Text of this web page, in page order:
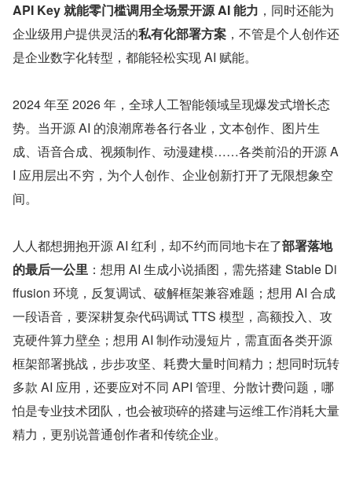
API Key 就能零门槛调用全场景开源 AI 能力 ，同时还能为
企业级用户提供灵活的私有化部署方案 ，不管是个人创作还
是企业数字化转型，都能轻松实现 AI 赋能。
2024 年至 2026 年，全球人工智能领域呈现爆发式增长态
势。当开源 AI 的浪潮席卷各行各业，文本创作、图片生
成、语音合成、视频制作、动漫建模……各类前沿的开源 A
I 应用层出不穷，为个人创作、企业创新打开了无限想象空
间。
人人都想拥抱开源 AI 红利，却不约而同地卡在了部署落地
的最后一公里 ：想用 AI 生成小说插图，需先搭建 Stable Di
ffusion 环境，反复调试、破解框架兼容难题；想用 AI 合成
一段语音，要深耕复杂代码调试 TTS 模型，高额投入、攻
克硬件算力壁垒；想用 AI 制作动漫短片，需直面各类开源
框架部署挑战，步步攻坚、耗费大量时间精力；想同时玩转
多款 AI 应用，还要应对不同 API 管理、分散计费问题，哪
怕是专业技术团队，也会被琐碎的搭建与运维工作消耗大量
精力，更别说普通创作者和传统企业。